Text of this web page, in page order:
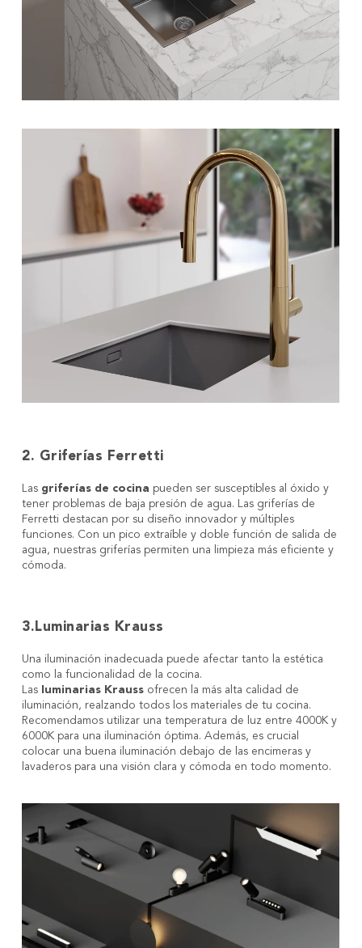
2. Griferías Ferretti
Las griferías de cocina pueden ser susceptibles al óxido y
tener problemas de baja presión de agua. Las griferías de
Ferretti destacan por su diseño innovador y múltiples
funciones. Con un pico extraíble y doble función de salida de
agua, nuestras griferías permiten una limpieza más eficiente y
cómoda.
3.Luminarias Krauss
Una iluminación inadecuada puede afectar tanto la estética
como la funcionalidad de la cocina.
Las
luminarias Krauss ofrecen la más alta calidad de
iluminación, realzando todos los materiales de tu cocina.
Recomendamos utilizar una temperatura de luz entre 4000K y
6000K para una iluminación óptima. Además, es crucial
colocar una buena iluminación debajo de las encimeras y
lavaderos para una visión clara y cómoda en todo momento.